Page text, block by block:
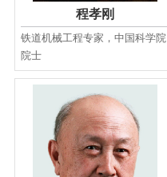
程孝刚
铁道机械工程专家，中国科学院
院士